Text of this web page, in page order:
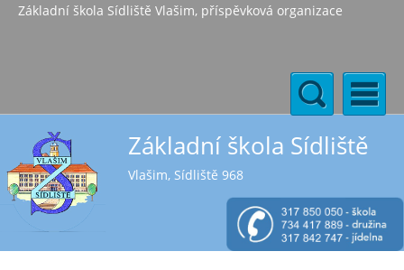
Základní škola Sídliště Vlašim, příspěvková organizace
Základní škola Sídliště
Vlašim, Sídliště 968